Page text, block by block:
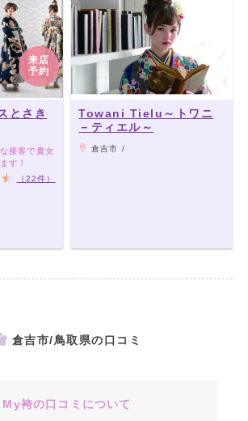
来店
予約
とさき
接客で貴女
す！
（22件）
Towani Tielu～トワニ
－ティエル～
倉吉市 /
倉吉市/鳥取県の口コミ
My袴の口コミについて